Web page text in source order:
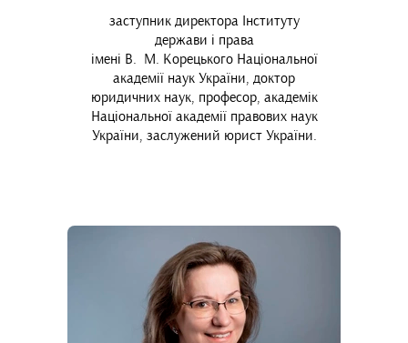
заступник директора Інституту
держави і права
імені В. М. Корецького Національної
академії наук України, доктор
юридичних наук, професор, академік
Національної академії правових наук
України, заслужений юрист України.